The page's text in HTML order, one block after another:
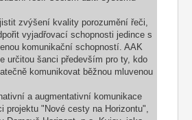
zvýšení kvality porozumění řeči,
vyjadřovací schopnosti jedince s
komunikační schopností. AAK
určitou šanci především pro ty, kdo
komunikovat běžnou mluvenou
a augmentativní komunikace
projektu "Nové cesty na Horizontu",